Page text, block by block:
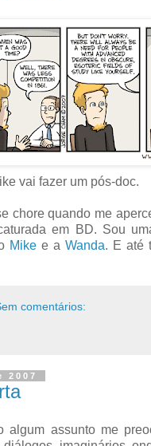
vai fazer um pós-doc.
chore quando me
em BD. Sou
Mike e a Wanda. E até
comentários:
2007
algum assunto me